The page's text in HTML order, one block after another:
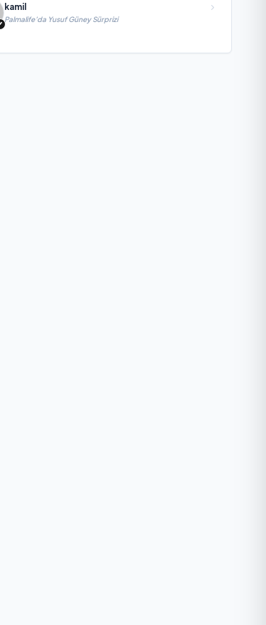
kamil
Palmalife’da Yusuf Güney Sürprizi